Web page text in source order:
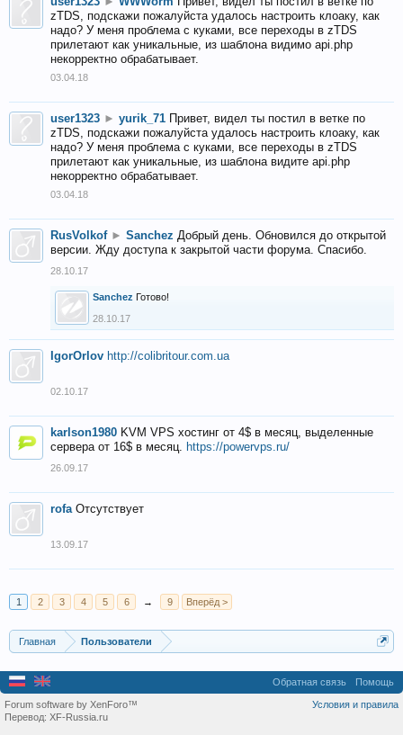
zTDS, подскажи пожалуйста удалось настроить клоаку, как
надо? У меня проблема с куками, все переходы в zTDS
прилетают как уникальные, из шаблона видимо api.php
некорректно обрабатывает.
03.04.18
user1323 ► yurik_71 Привет, видел ты постил в ветке по
zTDS, подскажи пожалуйста удалось настроить клоаку, как
надо? У меня проблема с куками, все переходы в zTDS
прилетают как уникальные, из шаблона видите api.php
некорректно обрабатывает.
03.04.18
RusVolkof ► Sanchez Добрый день. Обновился до открытой
версии. Жду доступа к закрытой части форума. Спасибо.
28.10.17
Sanchez Готово!
28.10.17
IgorOrlov http://colibritour.com.ua
02.10.17
karlson1980 KVM VPS хостинг от 4$ в месяц, выделенные
сервера от 16$ в месяц. https://powervps.ru/
26.09.17
rofa Отсутствует
13.09.17
1 2 3 4 5 6 → 9 Вперёд >
Главная Пользователи
Обратная связь Помощь
Условия и правила
Forum software by XenForo™
Перевод: XF-Russia.ru